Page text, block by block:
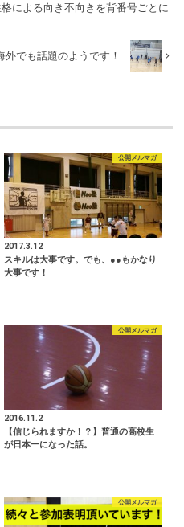
による向き不向きを背番号ごとに
外でも話題のようです！
公開メルマガ
2017.3.12
スキルは大事です。でも、●●もかなり
大事です！
公開メルマガ
2016.11.2
【信じられますか！？】普通の高校生
が日本一になった話。
公開メルマガ